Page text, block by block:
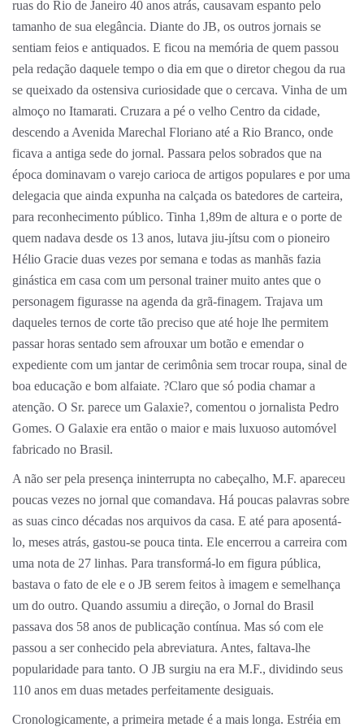
ruas do Rio de Janeiro 40 anos atrás, causavam espanto pelo
tamanho de sua elegância. Diante do JB, os outros jornais se
sentiam feios e antiquados. E ficou na memória de quem passou
pela redação daquele tempo o dia em que o diretor chegou da rua
se queixado da ostensiva curiosidade que o cercava. Vinha de um
almoço no Itamarati. Cruzara a pé o velho Centro da cidade,
descendo a Avenida Marechal Floriano até a Rio Branco, onde
ficava a antiga sede do jornal. Passara pelos sobrados que na
época dominavam o varejo carioca de artigos populares e por uma
delegacia que ainda expunha na calçada os batedores de carteira,
para reconhecimento público. Tinha 1,89m de altura e o porte de
quem nadava desde os 13 anos, lutava jiu-jítsu com o pioneiro
Hélio Gracie duas vezes por semana e todas as manhãs fazia
ginástica em casa com um personal trainer muito antes que o
personagem figurasse na agenda da grã-finagem. Trajava um
daqueles ternos de corte tão preciso que até hoje lhe permitem
passar horas sentado sem afrouxar um botão e emendar o
expediente com um jantar de cerimônia sem trocar roupa, sinal de
boa educação e bom alfaiate. ?Claro que só podia chamar a
atenção. O Sr. parece um Galaxie?, comentou o jornalista Pedro
Gomes. O Galaxie era então o maior e mais luxuoso automóvel
fabricado no Brasil.
A não ser pela presença ininterrupta no cabeçalho, M.F. apareceu
poucas vezes no jornal que comandava. Há poucas palavras sobre
as suas cinco décadas nos arquivos da casa. E até para aposentá-
lo, meses atrás, gastou-se pouca tinta. Ele encerrou a carreira com
uma nota de 27 linhas. Para transformá-lo em figura pública,
bastava o fato de ele e o JB serem feitos à imagem e semelhança
um do outro. Quando assumiu a direção, o Jornal do Brasil
passava dos 58 anos de publicação contínua. Mas só com ele
passou a ser conhecido pela abreviatura. Antes, faltava-lhe
popularidade para tanto. O JB surgiu na era M.F., dividindo seus
110 anos em duas metades perfeitamente desiguais.
Cronologicamente, a primeira metade é a mais longa. Estréia em